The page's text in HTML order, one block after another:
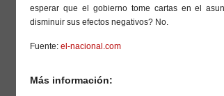
esperar que el gobierno tome cartas en el
disminuir sus efectos negativos? No.
Fuente: el-nacional.com
Más información: